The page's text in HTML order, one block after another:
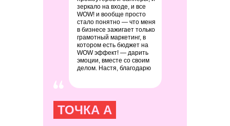
ТОЧКА А
зеркало на входе, и все
WOW! и вообще просто
стало понятно — что меня
в бизнесе зажигает только
грамотный маркетинг, в
котором есть бюджет на
WOW эффект! — дарить
эмоции, вместе со своим
делом. Настя, благодарю